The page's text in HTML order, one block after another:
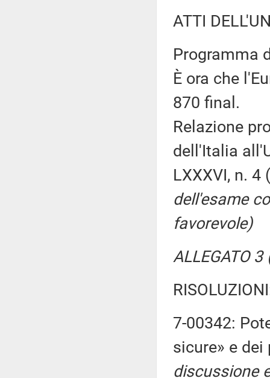
ATTI
Programma
È ora che
870 final.
Relazione
dell'Italia
LXXXVI, n.
dell'esame
favorevole)
ALLEGATO
7-00342:
sicure» e
discussione